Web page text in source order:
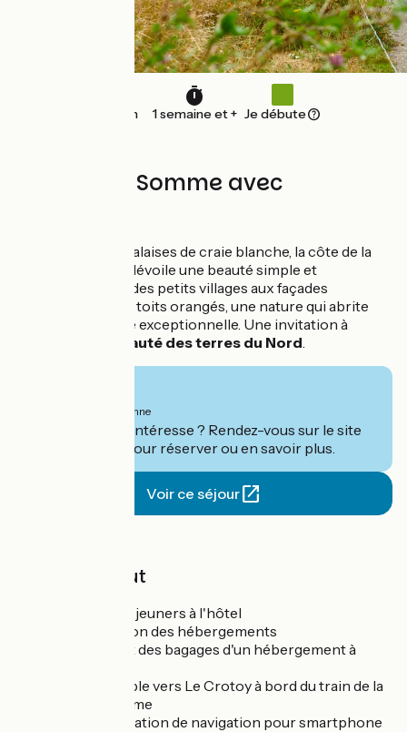
235 km 1 semaine et + Je débute
La baie de Somme avec
Plages dorées et falaises de craie blanche, la côte de la
dévoile une beauté simple et
saisissante : celle des petits villages aux façades
lumineuses et aux toits orangés, une nature qui abrite
une faune sauvage exceptionnelle. Une invitation à
la beauté des terres du Nord.
par personne
Ce séjour vous intéresse ? Rendez-vous sur le site
pour réserver ou en savoir plus.
Voir ce séjour
Le prix inclut
Les petits déjeuners à l'hôtel
La réservation des hébergements
Le transport des bagages d'un hébergement à
Un aller simple vers Le Crotoy à bord du train de la
baie de Somme
Notre application de navigation pour smartphone